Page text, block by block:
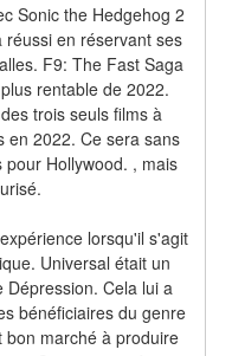
Sonic the Hedgehog 2
réussi en réservant ses
F9: The Fast Saga
rentable de 2022.
trois seuls films à
en 2022. Ce sera sans
Hollywood. , mais
lorsqu'il s'agit
Universal était un
Cela lui a
bénéficiaires du genre
bon marché à produire